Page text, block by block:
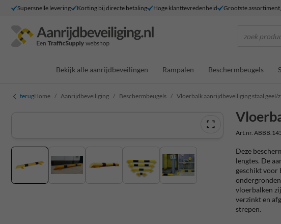
Supersnelle levering Korting bij directe betaling Hoge klanttevredenheid Grootste
zoek
Bekijk alle aanrijdbeveilingen Rampalen Beschermbeugels
terugHome Aanrijdbeveiliging Beschermbeugels Vloerbalk aanrijdbeveiliging staal
Art.nr.
Deze
lengtes. De
geschikt voor
vloerbalken
verzinkt en
strepen.